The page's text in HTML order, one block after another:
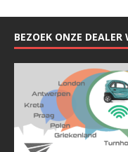
BEZOEK ONZE